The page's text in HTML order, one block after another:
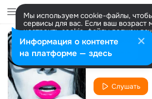
Мы используем cookie-файлы,
сервисы для вас. Если ваш возраст
настроить cookie-файлы должен
представитель. Больше
Разрешить все Настроить
Настя Любимова
Слушать
Информация о контенте
на платформе — здесь